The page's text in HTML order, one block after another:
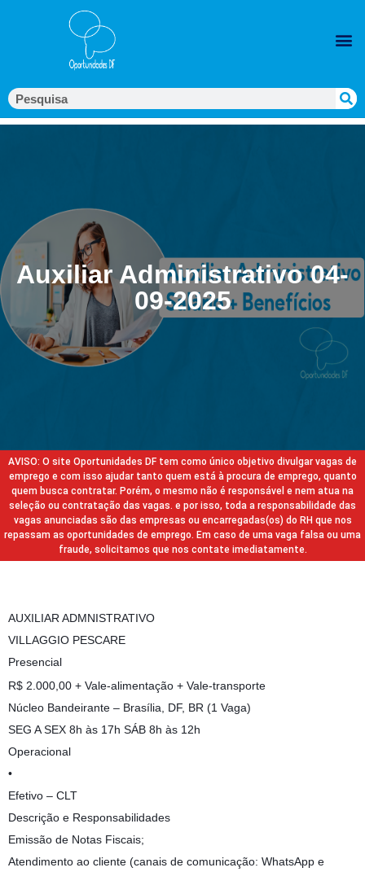
Auxiliar Administrativo 04-
09-2025
AVISO: O site Oportunidades DF tem como único objetivo divulgar vagas de
emprego e com isso ajudar tanto quem está à procura de emprego, quanto
quem busca contratar. Porém, o mesmo não é responsável e nem atua na
seleção ou contratação das vagas. e por isso, toda a responsabilidade das
vagas anunciadas são das empresas ou encarregadas(os) do RH que nos
repassam as oportunidades de emprego. Em caso de uma vaga falsa ou uma
fraude, solicitamos que nos contate imediatamente.
AUXILIAR ADMNISTRATIVO
VILLAGGIO PESCARE
Presencial
R$ 2.000,00 + Vale-alimentação + Vale-transporte
Núcleo Bandeirante – Brasília, DF, BR (1 Vaga)
SEG A SEX 8h às 17h SÁB 8h às 12h
Operacional
•
Efetivo – CLT
Descrição e Responsabilidades
Emissão de Notas Fiscais;
Atendimento ao cliente (canais de comunicação: WhatsApp e